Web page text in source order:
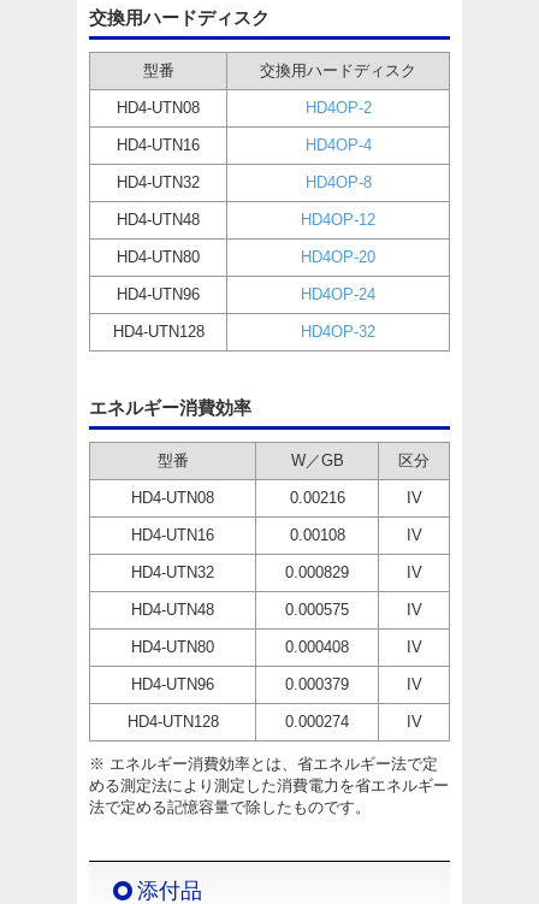
交換用ハードディスク
型番 交換用ハードディスク
HD4-UTN08 HD4OP-2
HD4-UTN16 HD4OP-4
HD4-UTN32 HD4OP-8
HD4-UTN48 HD4OP-12
HD4-UTN80 HD4OP-20
HD4-UTN96 HD4OP-24
HD4-UTN128 HD4OP-32
エネルギー消費効率
型番 W／GB 区分
HD4-UTN08 0.00216 IV
HD4-UTN16 0.00108 IV
HD4-UTN32 0.000829 IV
HD4-UTN48 0.000575 IV
HD4-UTN80 0.000408 IV
HD4-UTN96 0.000379 IV
HD4-UTN128 0.000274 IV
※ エネルギー消費効率とは、省エネルギー法で定
める測定法により測定した消費電力を省エネルギー
法で定める記憶容量で除したものです。
添付品